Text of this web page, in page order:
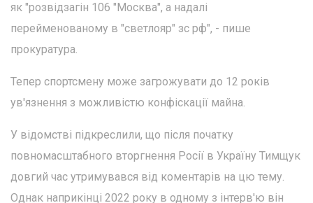
як "розвідзагін 106 "Москва", а надалі
перейменованому в "светлояр" зс рф", - пише
прокуратура.
Тепер спортсмену може загрожувати до 12 років
ув'язнення з можливістю конфіскації майна.
У відомстві підкреслили, що після початку
повномасштабного вторгнення Росії в Україну Тимщук
довгий час утримувався від коментарів на цю тему.
Однак наприкінці 2022 року в одному з інтерв'ю він